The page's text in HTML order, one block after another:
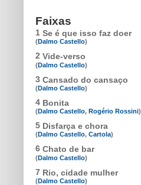
Faixas
1 Se é que isso faz doer
(Dalmo Castello)
2 Vide-verso
(Dalmo Castello)
3 Cansado do cansaço
(Dalmo Castello)
4 Bonita
(Dalmo Castello, Rogério Rossini)
5 Disfarça e chora
(Dalmo Castello, Cartola)
6 Chato de bar
(Dalmo Castello)
7 Rio, cidade mulher
(Dalmo Castello)